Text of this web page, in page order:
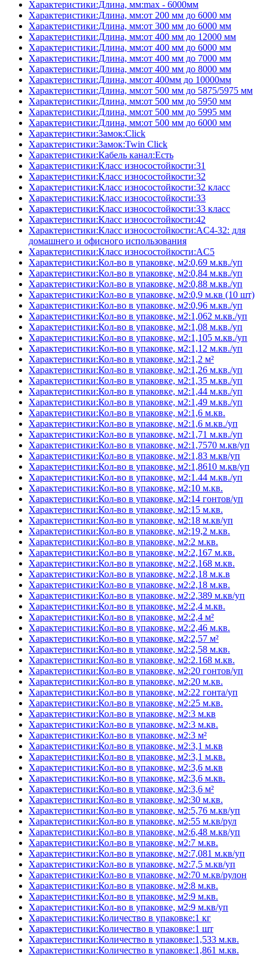
Характеристики:Длина, мм:max - 6000мм
Характеристики:Длина, мм:от 200 мм до 6000 мм
Характеристики:Длина, мм:от 300 мм до 6000 мм
Характеристики:Длина, мм:от 400 мм до 12000 мм
Характеристики:Длина, мм:от 400 мм до 6000 мм
Характеристики:Длина, мм:от 400 мм до 7000 мм
Характеристики:Длина, мм:от 400 мм до 8000 мм
Характеристики:Длина, мм:от 400мм до 10000мм
Характеристики:Длина, мм:от 500 мм до 5875/5975 мм
Характеристики:Длина, мм:от 500 мм до 5950 мм
Характеристики:Длина, мм:от 500 мм до 5995 мм
Характеристики:Длина, мм:от 500 мм до 6000 мм
Характеристики:Замок:Click
Характеристики:Замок:Twin Click
Характеристики:Кабель канал:Есть
Характеристики:Класс износостойкости:31
Характеристики:Класс износостойкости:32
Характеристики:Класс износостойкости:32 класс
Характеристики:Класс износостойкости:33
Характеристики:Класс износостойкости:33 класс
Характеристики:Класс износостойкости:42
Характеристики:Класс износостойкости:AC4-32: для
домашнего и офисного использования
Характеристики:Класс износостойкости:AC5
Характеристики:Кол-во в упаковке, м2:0,69 м.кв./уп
Характеристики:Кол-во в упаковке, м2:0,84 м.кв./уп
Характеристики:Кол-во в упаковке, м2:0,88 м.кв./уп
Характеристики:Кол-во в упаковке, м2:0,9 м.кв (10 шт)
Характеристики:Кол-во в упаковке, м2:0,96 м.кв./уп
Характеристики:Кол-во в упаковке, м2:1,062 м.кв./уп
Характеристики:Кол-во в упаковке, м2:1,08 м.кв./уп
Характеристики:Кол-во в упаковке, м2:1,105 м.кв./уп
Характеристики:Кол-во в упаковке, м2:1,12 м.кв./уп
Характеристики:Кол-во в упаковке, м2:1,2 м²
Характеристики:Кол-во в упаковке, м2:1,26 м.кв./уп
Характеристики:Кол-во в упаковке, м2:1,35 м.кв./уп
Характеристики:Кол-во в упаковке, м2:1,44 м.кв./уп
Характеристики:Кол-во в упаковке, м2:1,49 м.кв./уп
Характеристики:Кол-во в упаковке, м2:1,6 м.кв.
Характеристики:Кол-во в упаковке, м2:1,6 м.кв./уп
Характеристики:Кол-во в упаковке, м2:1,71 м.кв./уп
Характеристики:Кол-во в упаковке, м2:1,7570 м.кв/уп
Характеристики:Кол-во в упаковке, м2:1,83 м.кв/уп
Характеристики:Кол-во в упаковке, м2:1,8610 м.кв/уп
Характеристики:Кол-во в упаковке, м2:1.44 м.кв./уп
Характеристики:Кол-во в упаковке, м2:10 м.кв.
Характеристики:Кол-во в упаковке, м2:14 гонтов/уп
Характеристики:Кол-во в упаковке, м2:15 м.кв.
Характеристики:Кол-во в упаковке, м2:18 м.кв/уп
Характеристики:Кол-во в упаковке, м2:19,2 м.кв.
Характеристики:Кол-во в упаковке, м2:2 м.кв.
Характеристики:Кол-во в упаковке, м2:2,167 м.кв.
Характеристики:Кол-во в упаковке, м2:2,168 м.кв.
Характеристики:Кол-во в упаковке, м2:2,18 м.к.в
Характеристики:Кол-во в упаковке, м2:2,18 м.кв.
Характеристики:Кол-во в упаковке, м2:2,389 м.кв/уп
Характеристики:Кол-во в упаковке, м2:2,4 м.кв.
Характеристики:Кол-во в упаковке, м2:2,4 м²
Характеристики:Кол-во в упаковке, м2:2,46 м.кв.
Характеристики:Кол-во в упаковке, м2:2,57 м²
Характеристики:Кол-во в упаковке, м2:2,58 м.кв.
Характеристики:Кол-во в упаковке, м2:2.168 м.кв.
Характеристики:Кол-во в упаковке, м2:20 гонтов/уп
Характеристики:Кол-во в упаковке, м2:20 м.кв.
Характеристики:Кол-во в упаковке, м2:22 гонта/уп
Характеристики:Кол-во в упаковке, м2:25 м.кв.
Характеристики:Кол-во в упаковке, м2:3 м.кв
Характеристики:Кол-во в упаковке, м2:3 м.кв.
Характеристики:Кол-во в упаковке, м2:3 м²
Характеристики:Кол-во в упаковке, м2:3,1 м.кв
Характеристики:Кол-во в упаковке, м2:3,1 м.кв.
Характеристики:Кол-во в упаковке, м2:3,6 м.кв
Характеристики:Кол-во в упаковке, м2:3,6 м.кв.
Характеристики:Кол-во в упаковке, м2:3,6 м²
Характеристики:Кол-во в упаковке, м2:30 м.кв.
Характеристики:Кол-во в упаковке, м2:5,76 м.кв/уп
Характеристики:Кол-во в упаковке, м2:55 м.кв/рул
Характеристики:Кол-во в упаковке, м2:6,48 м.кв/уп
Характеристики:Кол-во в упаковке, м2:7 м.кв.
Характеристики:Кол-во в упаковке, м2:7,081 м.кв/уп
Характеристики:Кол-во в упаковке, м2:7,5 м.кв/уп
Характеристики:Кол-во в упаковке, м2:70 м.кв/рулон
Характеристики:Кол-во в упаковке, м2:8 м.кв.
Характеристики:Кол-во в упаковке, м2:9 м.кв.
Характеристики:Кол-во в упаковке, м2:9 м.кв/уп
Характеристики:Количество в упаковке:1 кг
Характеристики:Количество в упаковке:1 шт
Характеристики:Количество в упаковке:1,533 м.кв.
Характеристики:Количество в упаковке:1,861 м.кв.